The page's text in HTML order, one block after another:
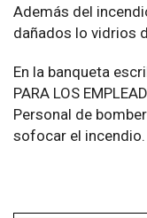
Además del
dañados lo vidrios
En la banqueta
PARA LOS
Personal de
sofocar el incendio.